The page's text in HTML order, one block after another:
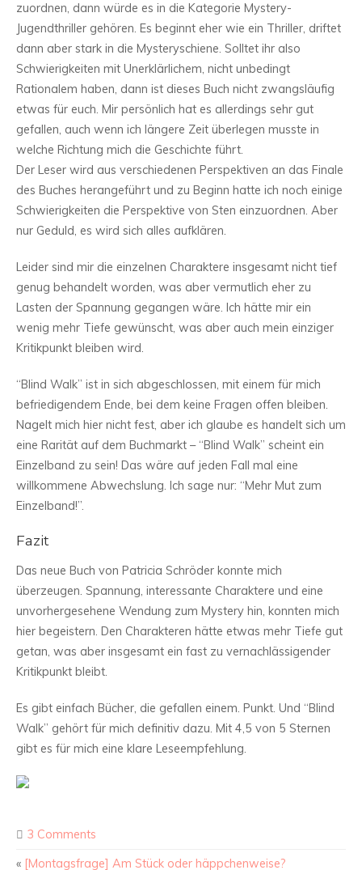
zuordnen, dann würde es in die Kategorie Mystery-
Jugendthriller gehören. Es beginnt eher wie ein Thriller, driftet
dann aber stark in die Mysteryschiene. Solltet ihr also
Schwierigkeiten mit Unerklärlichem, nicht unbedingt
Rationalem haben, dann ist dieses Buch nicht zwangsläufig
etwas für euch. Mir persönlich hat es allerdings sehr gut
gefallen, auch wenn ich längere Zeit überlegen musste in
welche Richtung mich die Geschichte führt.
Der Leser wird aus verschiedenen Perspektiven an das Finale
des Buches herangeführt und zu Beginn hatte ich noch einige
Schwierigkeiten die Perspektive von Sten einzuordnen. Aber
nur Geduld, es wird sich alles aufklären.
Leider sind mir die einzelnen Charaktere insgesamt nicht tief
genug behandelt worden, was aber vermutlich eher zu
Lasten der Spannung gegangen wäre. Ich hätte mir ein
wenig mehr Tiefe gewünscht, was aber auch mein einziger
Kritikpunkt bleiben wird.
“Blind Walk” ist in sich abgeschlossen, mit einem für mich
befriedigendem Ende, bei dem keine Fragen offen bleiben.
Nagelt mich hier nicht fest, aber ich glaube es handelt sich um
eine Rarität auf dem Buchmarkt – “Blind Walk” scheint ein
Einzelband zu sein! Das wäre auf jeden Fall mal eine
willkommene Abwechslung. Ich sage nur: “Mehr Mut zum
Einzelband!”.
Fazit
Das neue Buch von Patricia Schröder konnte mich
überzeugen. Spannung, interessante Charaktere und eine
unvorhergesehene Wendung zum Mystery hin, konnten mich
hier begeistern. Den Charakteren hätte etwas mehr Tiefe gut
getan, was aber insgesamt ein fast zu vernachlässigender
Kritikpunkt bleibt.
Es gibt einfach Bücher, die gefallen einem. Punkt. Und “Blind
Walk” gehört für mich definitiv dazu. Mit 4,5 von 5 Sternen
gibt es für mich eine klare Leseempfehlung.
3 Comments
« [Montagsfrage] Am Stück oder häppchenweise?